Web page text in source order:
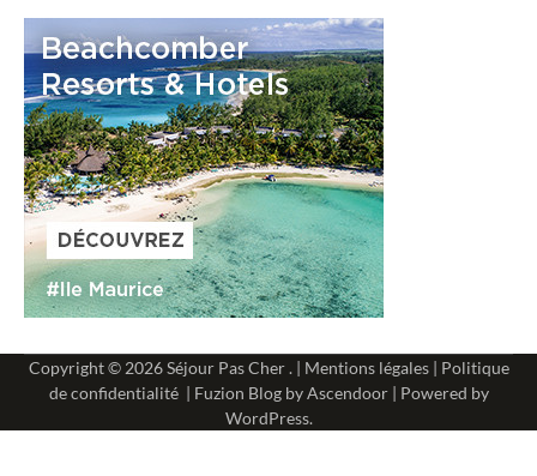
Copyright © 2026Séjour Pas Cher. | Mentions légales| Politique
de confidentialité| Fuzion Blog byAscendoor| Powered by
WordPress.